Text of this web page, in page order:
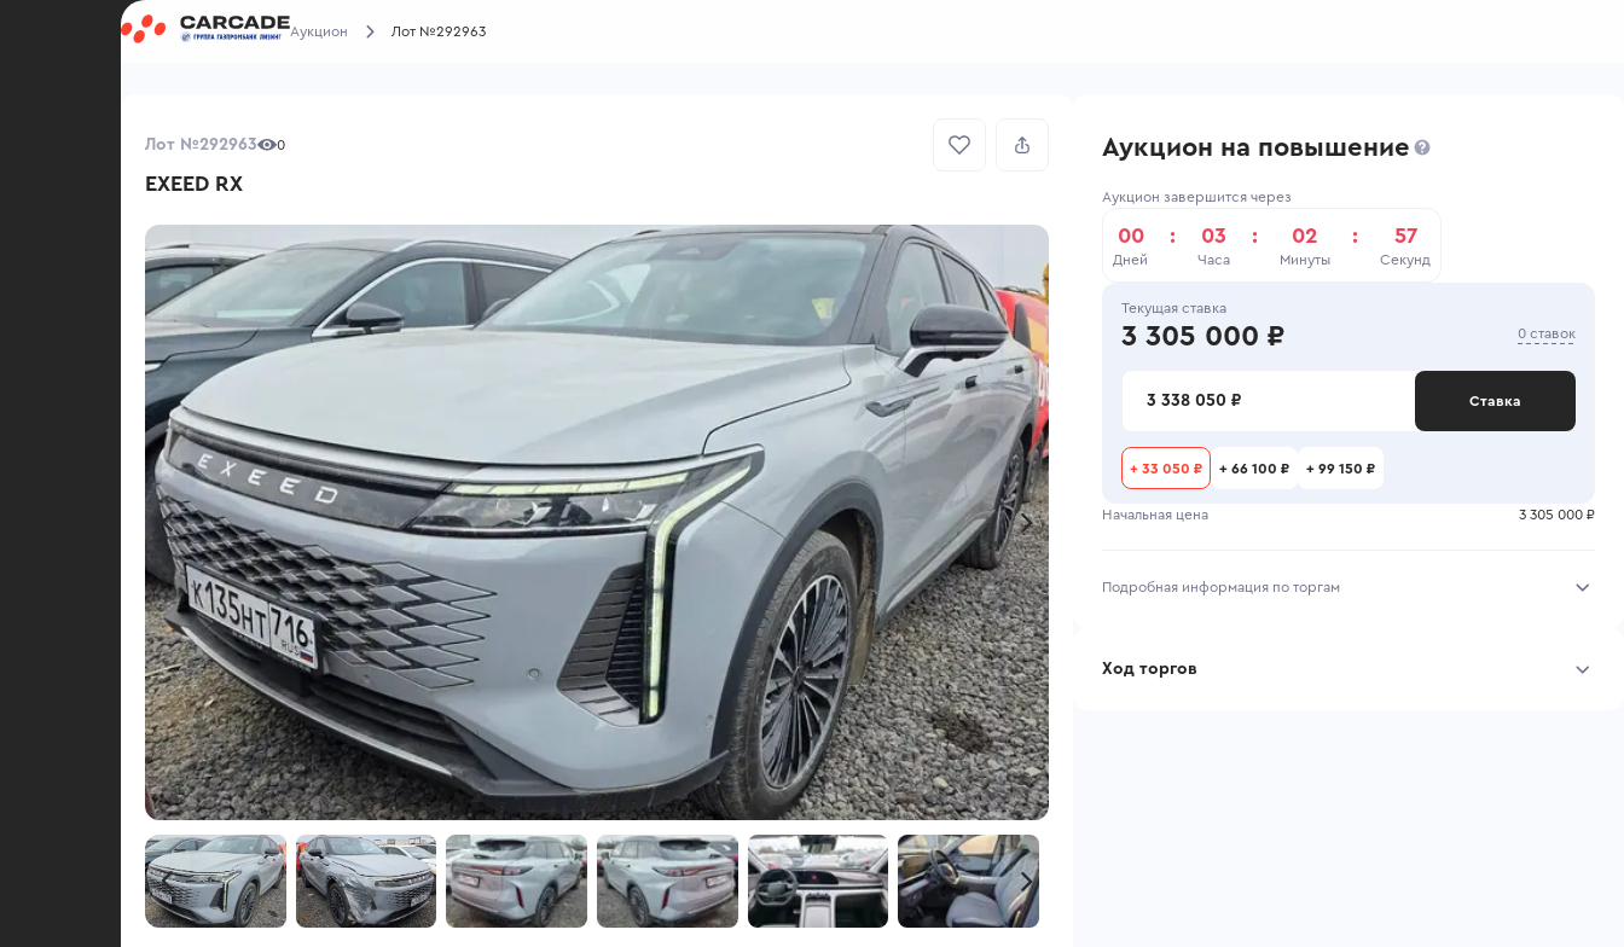
Аукцион Лот №292963
Лот №292963 0
EXEED RX
Аукцион на повышение
Аукцион завершится через
00
Дней
: 03
Часа
: 02
Минуты
: 56
Секунд
Текущая ставка
3 305 000 ₽ 0 ставок
3 338 050 ₽ Ставка
+ 33 050 ₽ + 66 100 ₽ + 99 150 ₽
Начальная цена 3 305 000 ₽
Подробная информация по торгам
Ход торгов